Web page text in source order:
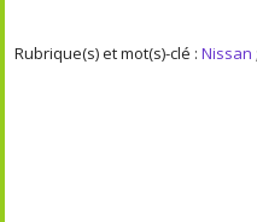
Rubrique(s) et mot(s)-clé :Nissan